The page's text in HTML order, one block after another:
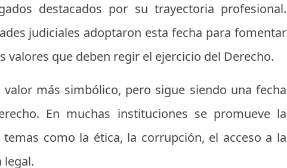
destacados por su trayectoria profesional.
judiciales adoptaron esta fecha para fomentar
valores que deben regir el ejercicio del Derecho.
más simbólico, pero sigue siendo una fecha
En muchas instituciones se promueve la
como la ética, la corrupción, el acceso a la
legal.